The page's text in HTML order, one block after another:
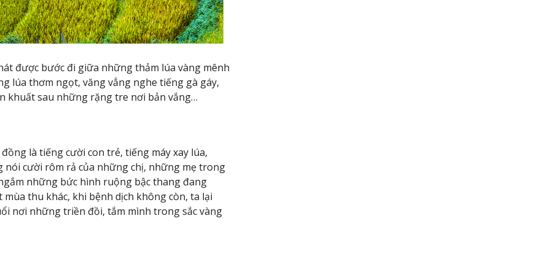
được bước đi giữa những thảm lúa vàng mênh
lúa thơm ngọt, văng vẳng nghe tiếng gà gáy,
khuất sau những rặng tre nơi bản vắng…
là tiếng cười con trẻ, tiếng máy xay lúa,
nói cười rôm rả của những chị, những mẹ trong
những bức hình ruộng bậc thang đang
thu khác, khi bệnh dịch không còn, ta lại
nơi những triền đồi, tắm mình trong sắc vàng